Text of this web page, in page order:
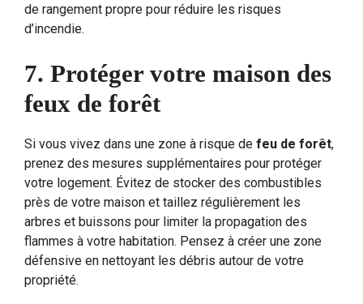
de rangement propre pour réduire les risques
d’incendie.
7. Protéger votre maison des
feux de forêt
Si vous vivez dans une zone à risque de feu de forêt,
prenez des mesures supplémentaires pour protéger
votre logement. Évitez de stocker des combustibles
près de votre maison et taillez régulièrement les
arbres et buissons pour limiter la propagation des
flammes à votre habitation. Pensez à créer une zone
défensive en nettoyant les débris autour de votre
propriété.